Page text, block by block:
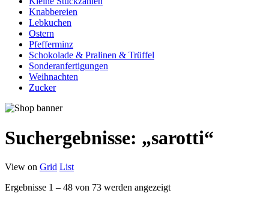
Knabbereien
Lebkuchen
Ostern
Pfefferminz
Schokolade & Pralinen & Trüffel
Sonderanfertigungen
Weihnachten
Zucker
Suchergebnisse: „sarotti“
View on Grid List
Ergebnisse 1 – 48 von 73 werden angezeigt